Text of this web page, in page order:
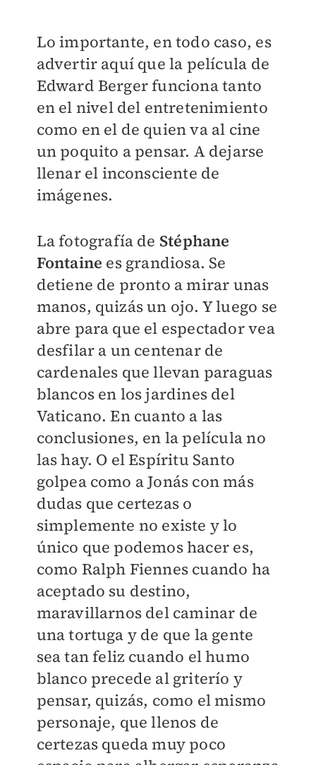
Lo importante, en todo caso, es
advertir aquí que la película de
Edward Berger funciona tanto
en el nivel del entretenimiento
como en el de quien va al cine
un poquito a pensar. A dejarse
llenar el inconsciente de
imágenes.
La fotografía de Stéphane
Fontaine es grandiosa. Se
detiene de pronto a mirar unas
manos, quizás un ojo. Y luego se
abre para que el espectador vea
desfilar a un centenar de
cardenales que llevan paraguas
blancos en los jardines del
Vaticano. En cuanto a las
conclusiones, en la película no
las hay. O el Espíritu Santo
golpea como a Jonás con más
dudas que certezas o
simplemente no existe y lo
único que podemos hacer es,
como Ralph Fiennes cuando ha
aceptado su destino,
maravillarnos del caminar de
una tortuga y de que la gente
sea tan feliz cuando el humo
blanco precede al griterío y
pensar, quizás, como el mismo
personaje, que llenos de
certezas queda muy poco